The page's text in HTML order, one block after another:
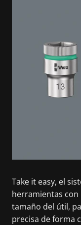
Take it easy, el
herramientas con
tamaño del útil,
precisa de forma